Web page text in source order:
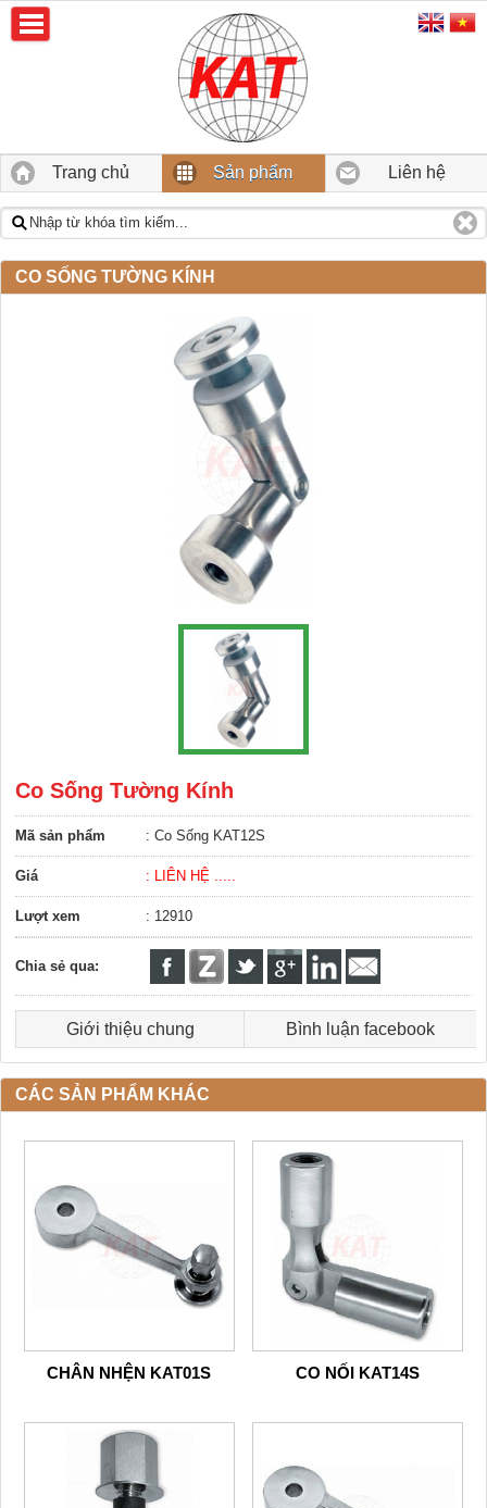
Trang chủ Sản phẩm Liên hệ
CO SỐNG TƯỜNG KÍNH
Co Sống Tường Kính
Mã sản phẩm : Co Sống KAT12S
Giá : LIÊN HỆ .....
Lượt xem : 12910
Chia sẻ qua:
Giới thiệu chung Bình luận facebook
CÁC SẢN PHẨM KHÁC
CHÂN NHỆN KAT01S CO NỐI KAT14S